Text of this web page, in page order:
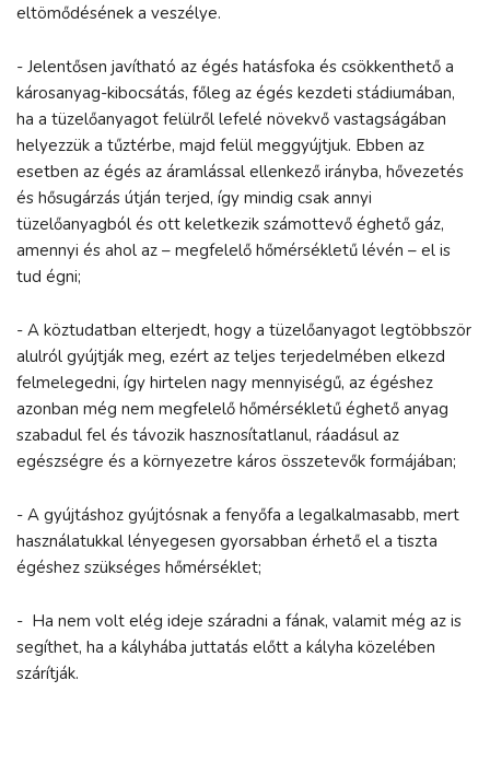
eltömődésének a veszélye.
- Jelentősen javítható az égés hatásfoka és csökkenthető a
károsanyag-kibocsátás, főleg az égés kezdeti stádiumában,
ha a tüzelőanyagot felülről lefelé növekvő vastagságában
helyezzük a tűztérbe, majd felül meggyújtjuk. Ebben az
esetben az égés az áramlással ellenkező irányba, hővezetés
és hősugárzás útján terjed, így mindig csak annyi
tüzelőanyagból és ott keletkezik számottevő éghető gáz,
amennyi és ahol az – megfelelő hőmérsékletű lévén – el is
tud égni;
- A köztudatban elterjedt, hogy a tüzelőanyagot legtöbbször
alulról gyújtják meg, ezért az teljes terjedelmében elkezd
felmelegedni, így hirtelen nagy mennyiségű, az égéshez
azonban még nem megfelelő hőmérsékletű éghető anyag
szabadul fel és távozik hasznosítatlanul, ráadásul az
egészségre és a környezetre káros összetevők formájában;
- A gyújtáshoz gyújtósnak a fenyőfa a legalkalmasabb, mert
használatukkal lényegesen gyorsabban érhető el a tiszta
égéshez szükséges hőmérséklet;
- Ha nem volt elég ideje száradni a fának, valamit még az is
segíthet, ha a kályhába juttatás előtt a kályha közelében
szárítják.